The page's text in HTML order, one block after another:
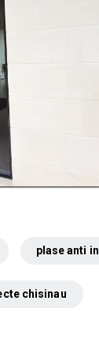
plase anti
chisinau